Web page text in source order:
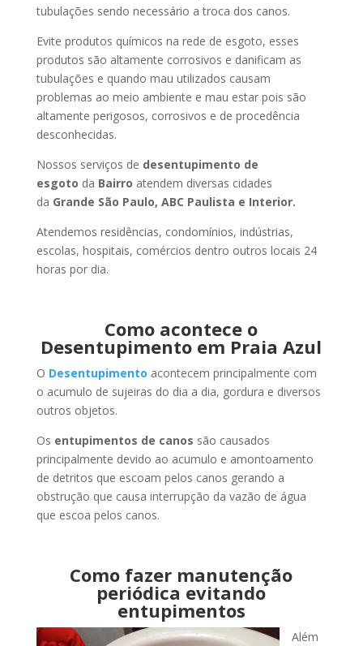
tubulações sendo necessário a troca dos canos.
Evite produtos químicos na rede de esgoto, esses
produtos são altamente corrosivos e danificam as
tubulações e quando mau utilizados causam
problemas ao meio ambiente e mau estar pois são
altamente perigosos, corrosivos e de procedência
desconhecidas.
Nossos serviços de desentupimento de
esgoto da Bairro atendem diversas cidades
da Grande São Paulo, ABC Paulista e Interior.
Atendemos residências, condomínios, indústrias,
escolas, hospitais, comércios dentro outros locais 24
horas por dia.
Como acontece o
Desentupimento em Praia Azul
O Desentupimento acontecem principalmente com
o acumulo de sujeiras do dia a dia, gordura e diversos
outros objetos.
Os entupimentos de canos são causados
principalmente devido ao acumulo e amontoamento
de detritos que escoam pelos canos gerando a
obstrução que causa interrupção da vazão de água
que escoa pelos canos.
Como fazer manutenção
periódica evitando
entupimentos
Além